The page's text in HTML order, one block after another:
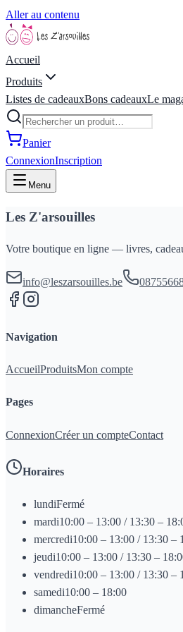
Aller au contenu
Accueil
Produits
Listes de cadeauxBons cadeauxLe
Panier
ConnexionInscription
Menu
Les Z'arsouilles
Votre boutique en ligne — livres,
info@leszarsouilles.be
Navigation
AccueilProduitsMon compte
Pages
ConnexionCréer un compteContact
Horaires
lundiFermé
mardi10:00 – 13:00 / 13:30 –
mercredi10:00 – 13:00 / 13:30 –
jeudi10:00 – 13:00 / 13:30 –
vendredi10:00 – 13:00 / 13:30 –
samedi10:00 – 18:00
dimancheFermé